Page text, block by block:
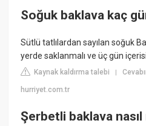
Soğuk baklava kaç
Sütlü tatlılardan sayılan soğuk
yerde saklanmalı ve üç gün
Kaynak kaldırma talebi |
hurriyet.com.tr
Şerbetli baklava